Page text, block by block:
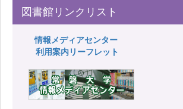
図書館リンクリスト
情報メディアセンター
利用案内リーフレット